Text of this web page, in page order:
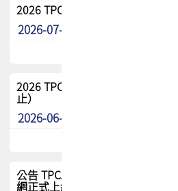
2026 TPCA中南區會員問卷暨7/
2026-07-08
2026 TPCA健康盃保齡球聯誼賽
止）
2026-06-29
公告 TPCA 台灣電路板協會官網
網正式上線！